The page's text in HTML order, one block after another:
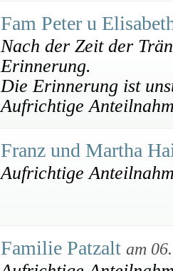
Fam Peter u
Nach der Zeit der
Erinnerung.
Die Erinnerung ist
Aufrichtige
Franz und Martha
Aufrichtige
Familie Patzalt am